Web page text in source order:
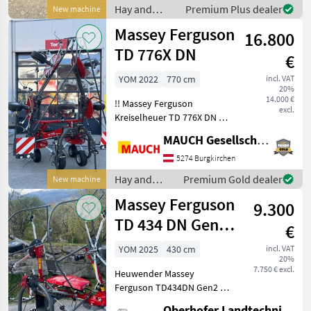
New machine
Kontaktieren Sie un
Hay and
forage
equipment /
Massey
Ferguson
Premium Plus dealer
New machine
Massey Ferguson
TD 776X DN
16.800
€
incl. VAT
20%
14.000 €
excl.
YOM 2022
770 cm
!! Massey Ferguson
Kreiselheuer TD 776X DN !!
7, 70 m - 6 Zinkenarme pro
Kreisel - Bereifung 16/6, 50-
8 - Randstreueinrichtung
mech
MAUCH Gesellschaft m.b.H. & Co.KG
5274 Burgkirchen
Hay and
forage
equipment /
Massey
Ferguson
Premium Gold dealer
Massey Ferguson
TD 434 DN Gen2
Alpin
9.300
€
incl. VAT
20%
7.750 € excl.
YOM 2025
430 cm
Heuwender Massey
Ferguson TD434DN Gen2 -